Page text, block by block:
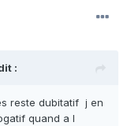
:
reste dubitatif j en
quand a l